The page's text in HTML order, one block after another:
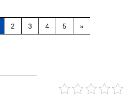
2 3 4 5 »